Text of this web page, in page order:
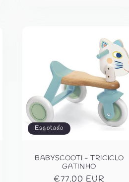
Esgotado
BABYSCOOTI - TRICICLO
GATINHO
Preço
€77,00 EUR